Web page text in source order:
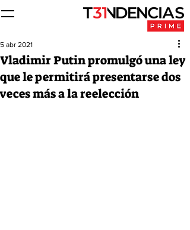
Vladimir Putin promulgó una ley
que le permitirá presentarse dos
veces más a la reelección
5 abr 2021